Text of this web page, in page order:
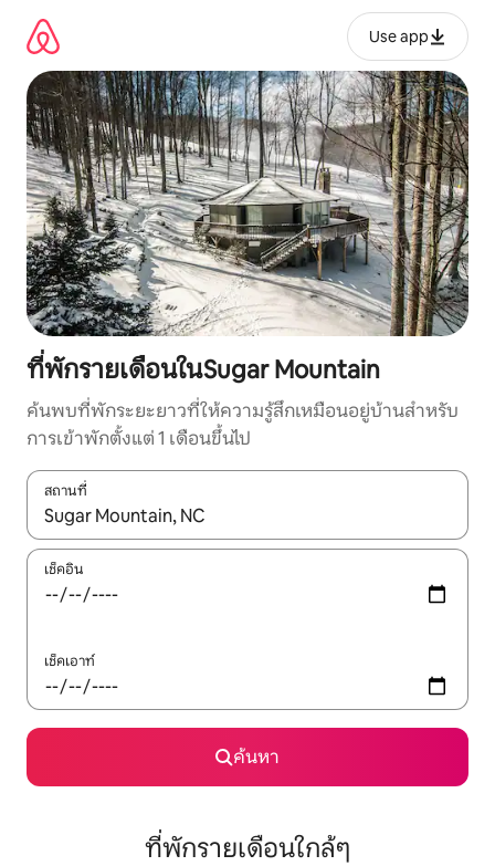
เนื้อหา
Use app
ที่พักรายเดือนในSugar Mountain
ค้นพบที่พักระยะยาวที่ให้ความรู้สึกเหมือนอยู่บ้านสำหรับ
การเข้าพักตั้งแต่ 1 เดือนขึ้นไป
สถานที่
ใช้ลูกศรขึ้นลง หรือใช้การสัมผัสหรือปัด เพื่อสำรวจผลการค้นหา
เช็คอิน
เช็คเอาท์
ค้นหา
ที่พักรายเดือนใกล้ๆ